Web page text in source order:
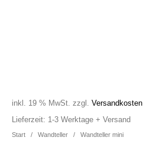
Poster&Notizbücher
für den Kopf
Start / Wandteller / Wandteller mini
inkl. 19 % MwSt. zzgl.Versandkosten
Lieferzeit: 1-3 Werktage + Versand